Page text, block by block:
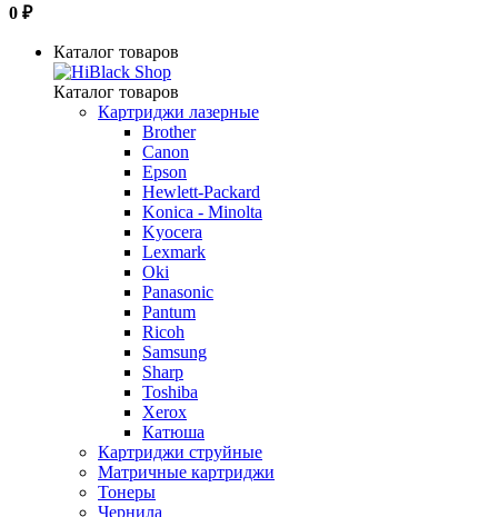
0 ₽
Каталог товаров
Каталог товаров
Картриджи лазерные
Brother
Canon
Epson
Hewlett-Packard
Konica - Minolta
Kyocera
Lexmark
Oki
Panasonic
Pantum
Ricoh
Samsung
Sharp
Toshiba
Xerox
Катюша
Картриджи струйные
Матричные картриджи
Тонеры
Чернила